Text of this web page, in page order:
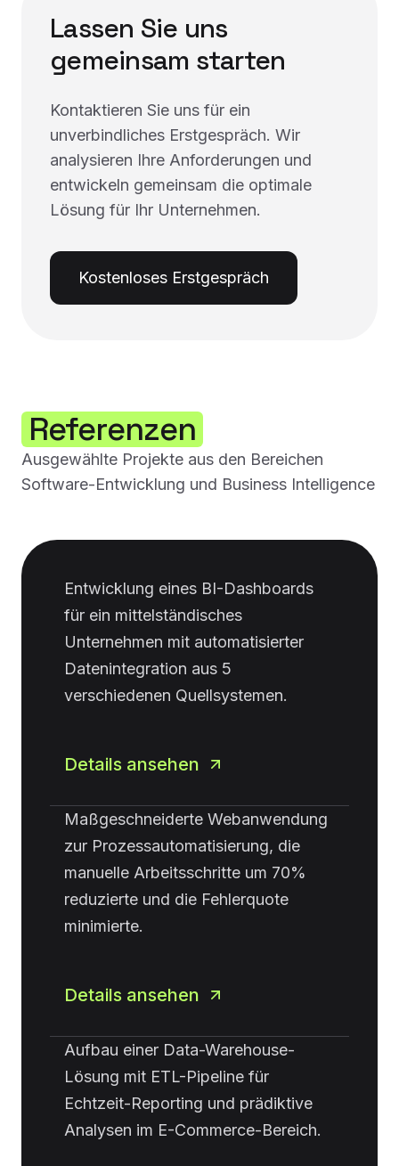
Lassen Sie uns
gemeinsam starten
Kontaktieren Sie uns für ein
unverbindliches Erstgespräch. Wir
analysieren Ihre Anforderungen und
entwickeln gemeinsam die optimale
Lösung für Ihr Unternehmen.
Kostenloses Erstgespräch
Referenzen
Ausgewählte Projekte aus den Bereichen
Software-Entwicklung und Business Intelligence
Entwicklung eines BI-Dashboards
für ein mittelständisches
Unternehmen mit automatisierter
Datenintegration aus 5
verschiedenen Quellsystemen.
Details ansehen
Maßgeschneiderte Webanwendung
zur Prozessautomatisierung, die
manuelle Arbeitsschritte um 70%
reduzierte und die Fehlerquote
minimierte.
Details ansehen
Aufbau einer Data-Warehouse-
Lösung mit ETL-Pipeline für
Echtzeit-Reporting und prädiktive
Analysen im E-Commerce-Bereich.